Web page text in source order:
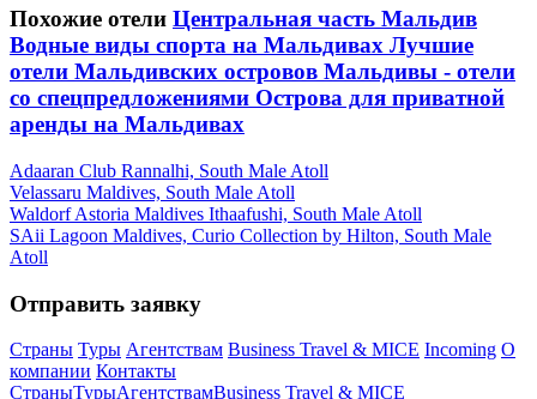
Похожие отели Центральная часть Мальдив
Водные виды спорта на Мальдивах Лучшие
отели Мальдивских островов Мальдивы - отели
со спецпредложениями Острова для приватной
аренды на Мальдивах
Adaaran Club Rannalhi, South Male Atoll
Velassaru Maldives, South Male Atoll
Waldorf Astoria Maldives Ithaafushi, South Male Atoll
SAii Lagoon Maldives, Curio Collection by Hilton, South Male
Atoll
Отправить заявку
Страны Туры Агентствам Business Travel & MICE Incoming О
компании Контакты
СтраныТурыАгентствамBusiness Travel & MICE